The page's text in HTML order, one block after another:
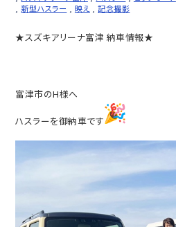
,新型ハスラー 映え ,記念撮影
★スズキアリーナ富津 納車情報★
富津市のH様へ
ハスラーを御納車です